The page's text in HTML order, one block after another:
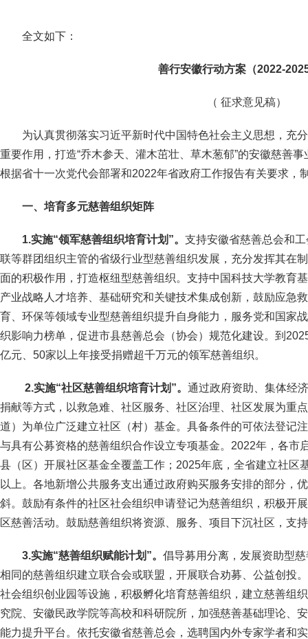
全文如下：
善行安徽行动方案（2022-
（ 征求意见稿）
为认真贯彻落实习近平新时代中国特色社会主义思想，充
重要作用，打造“乔木参天、灌木茁壮、草木葱郁”的安徽慈善
根据省十一次党代会部署和2022年省政府工作报告有关要求，
一、培育多元慈善组织矩阵
1.实施“领军慈善组织培育计划”。 支持安徽省慈善总会和
联等群团组织主管的省级行业型慈善组织发展，充分发挥其在
面的积极作用，打造枢纽型慈善组织。支持中国科技大学教育
产业战略人才培养、基础研究和关键技术集成创新，鼓励应急
育、环保等领域专业型慈善组织提升自身能力，服务党和国家
织影响力榜单，促进市县慈善总会（协会）规范化建设。到
亿元、50家以上年接受捐赠超千万元的领军慈善组织。
2.实施“社区慈善组织培育计划”。 通过政府资助、集体经
捐献等方式，以救急难、社区服务、社区治理、社区发展为重
道）为单位广泛建立社区（村）基金。具备条件的可依法登记
与具有公募资格的慈善组织合作设立专项基金。2022年，各市
县（区）开展社区基金全覆盖工作；2025年底，全省建立社区
以上。各地新增公共服务支出通过政府购买服务安排的部分，
斜。鼓励有条件的社区社会组织申请登记为慈善组织，积极开展
区慈善活动。鼓励慈善组织将资源、服务、项目下沉社区，支
3.实施“慈善组织赋能计划”。 倡导募用分离，发展资助型
相同的慈善组织建立联合会或联盟，开展联合劝募、公益创投
社会组织创业园等设施，积极孵化培育慈善组织，建立慈善组
究院、安徽民政学院等高校和科研院所，加强慈善基础理论、
能力提升平台。依托安徽省慈善总会，选聘国内外专家学者和